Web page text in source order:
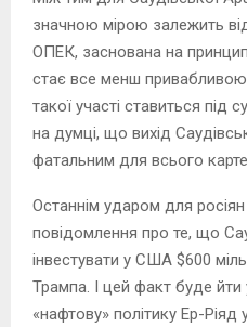
значною мірою залежить
ОПЕК, заснована на
стає все менш
такої участі ставиться під
на думці, що вихід
фатальним для всього
Останнім ударом для
повідомлення про те, що
інвестувати у США $600
Трампа. І цей факт буде
«нафтову» політику Ер-